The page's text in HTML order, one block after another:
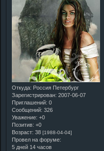
Откуда: Россия Петербург
Зарегистрирован: 2007-06-07
Приглашений: 0
Сообщений: 326
Уважение: +0
Позитив: +0
Возраст: 38 [1988-04-04]
Провел на форуме:
5 дней 14 часов